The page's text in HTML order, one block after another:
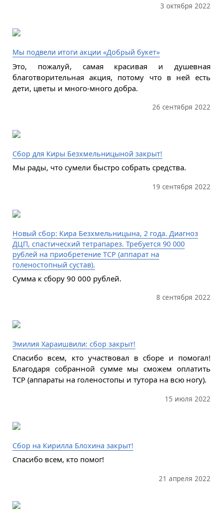
3 октября 2022
Мы подвели итоги акции «Добрый букет»
Это, пожалуй, самая красивая и душевная
благотворительная акция, потому что в ней есть
дети, цветы и много-много добра.
26 сентября 2022
Сбор для Киры Безхмельницыной закрыт!
Мы рады, что сумели быстро собрать средства.
19 сентября 2022
Новый сбор: Кира Безхмельницына, 2 года. Диагноз
ДЦП, спастический тетрапарез. Требуется 90 000
рублей на приобретение ТСР (аппарат на
голеностопный сустав).
Сумма к сбору 90 000 рублей.
8 сентября 2022
Эмилия Хараишвили: сбор закрыт!
Спасибо всем, кто участвовал в сборе и помогал!
Благодаря собранной сумме мы сможем оплатить
ТСР (аппараты на голеностопы и тутора на всю ногу).
15 июля 2022
Сбор на Кирилла Блохина закрыт!
Спасибо всем, кто помог!
21 апреля 2022